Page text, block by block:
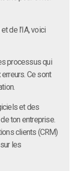
de l’IA, voici
processus qui
Ce sont
et des
ton entreprise.
clients (CRM)
les